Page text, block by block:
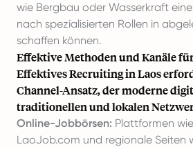
wie Bergbau oder Wasserkraft
nach spezialisierten Rollen in
schaffen können.
Effektive Methoden und Kanäle
Effektives Recruiting in Laos
Channel-Ansatz, der moderne
traditionellen und lokalen
Online-Jobbörsen: Plattformen
LaoJob.com und regionale Seiten